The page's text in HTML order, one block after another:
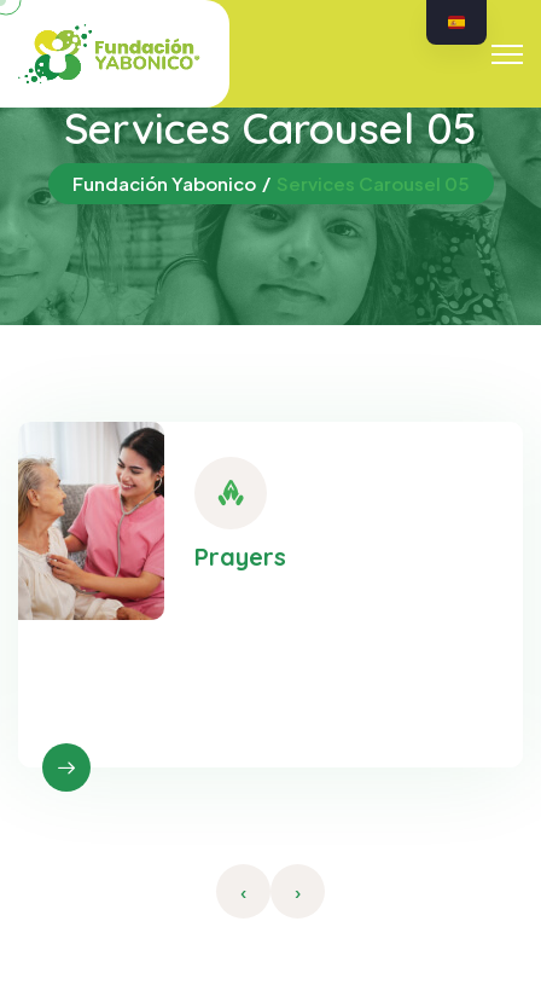
Services Carousel 05
Fundación Yabonico Services Carousel 05
Prayers
‹ ›